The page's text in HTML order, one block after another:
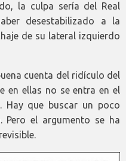
la culpa sería del Real
desestabilizado a la
de su lateral izquierdo
cuenta del ridículo del
en ellas no se entra en el
Hay que buscar un poco
Pero el argumento se ha